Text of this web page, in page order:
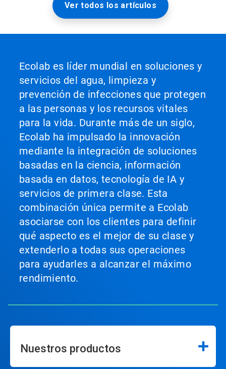
Ver todos los artículos
Ecolab es líder mundial en soluciones y
servicios del agua, limpieza y
prevención de infecciones que protegen
a las personas y los recursos vitales
para la vida. Durante más de un siglo,
Ecolab ha impulsado la innovación
mediante la integración de soluciones
basadas en la ciencia, información
basada en datos, tecnología de IA y
servicios de primera clase. Esta
combinación única permite a Ecolab
asociarse con los clientes para definir
qué aspecto es el mejor de su clase y
extenderlo a todas sus operaciones
para ayudarles a alcanzar el máximo
rendimiento.
Nuestros productos